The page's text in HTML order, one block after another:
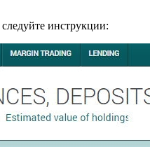
следуйте инструкции: